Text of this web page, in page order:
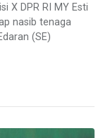
X DPR RI MY Esti
nasib tenaga
(SE)